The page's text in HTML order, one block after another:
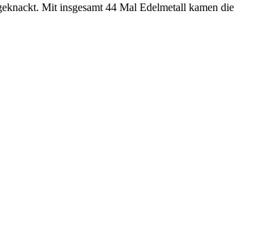
Mit insgesamt 44 Mal Edelmetall kamen die